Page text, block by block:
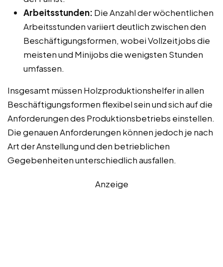
Arbeitsstunden: Die Anzahl der wöchentlichen
Arbeitsstunden variiert deutlich zwischen den
Beschäftigungsformen, wobei Vollzeitjobs die
meisten und Minijobs die wenigsten Stunden
umfassen.
Insgesamt müssen Holzproduktionshelfer in allen
Beschäftigungsformen flexibel sein und sich auf die
Anforderungen des Produktionsbetriebs einstellen.
Die genauen Anforderungen können jedoch je nach
Art der Anstellung und den betrieblichen
Gegebenheiten unterschiedlich ausfallen.
Anzeige